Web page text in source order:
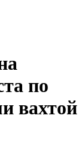
по
вахтой